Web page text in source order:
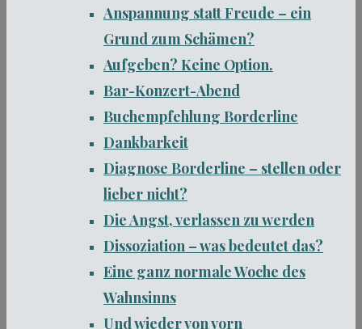
Anspannung statt Freude – ein
Grund zum Schämen?
Aufgeben? Keine Option.
Bar-Konzert-Abend
Buchempfehlung Borderline
Dankbarkeit
Diagnose Borderline – stellen oder
lieber nicht?
Die Angst, verlassen zu werden
Dissoziation – was bedeutet das?
Eine ganz normale Woche des
Wahnsinns
Und wieder von vorn